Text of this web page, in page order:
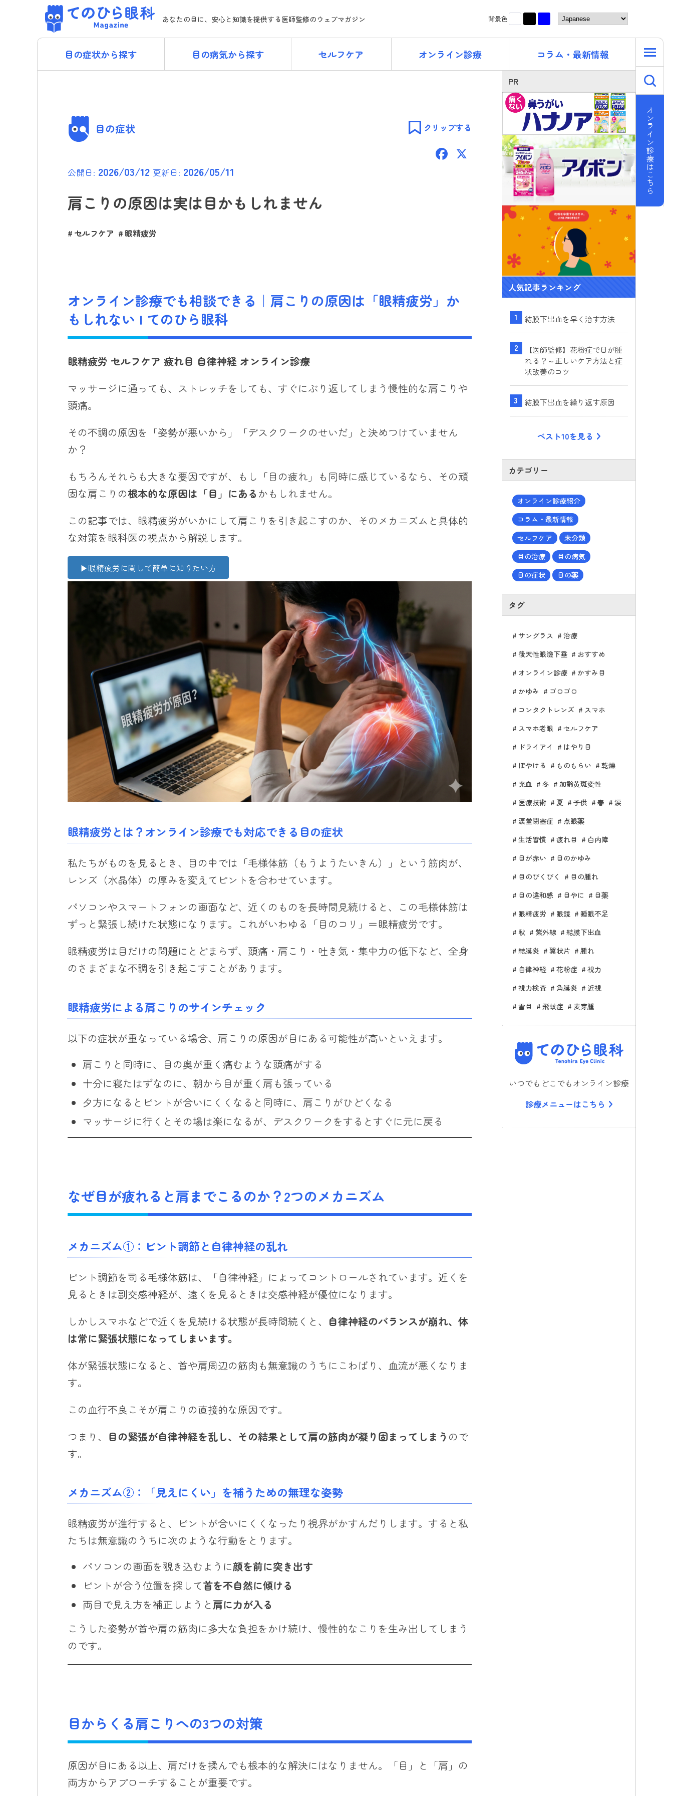
Skip
content あなたの目に、安心と知識を提供する医師監修のウェブマガジン 背景色 白 黒
目の症状から探す 目の病気から探す セルフケア オンライン診療 コラム・最新情報
オンライン診療はこちら
目の症状 クリップする
F
公開日: 2026/03/12 更新日: 2026/05/11
肩こりの原因は実は目かもしれません
セルフケア 眼精疲労
オンライン診療でも相談できる｜肩こりの原因は「眼精疲労」か
もしれない | てのひら眼科
眼精疲労 セルフケア 疲れ目 自律神経 オンライン診療
マッサージに通っても、ストレッチをしても、すぐにぶり返してしまう慢性的な肩こりや
頭痛。
その不調の原因を「姿勢が悪いから」「デスクワークのせいだ」と決めつけていません
か？
もちろんそれらも大きな要因ですが、もし「目の疲れ」も同時に感じているなら、その頑
固な肩こりの根本的な原因は「目」にある かもしれません。
この記事では、眼精疲労がいかにして肩こりを引き起こすのか、そのメカニズムと具体的
な対策を眼科医の視点から解説します。
▶︎眼精疲労に関して簡単に知りたい方
眼精疲労とは？オンライン診療でも対応できる目の症状
私たちがものを見るとき、目の中では「毛様体筋（もうようたいきん）」という筋肉が、
レンズ（水晶体）の厚みを変えてピントを合わせています。
パソコンやスマートフォンの画面など、近くのものを長時間見続けると、この毛様体筋は
ずっと緊張し続けた状態になります。これがいわゆる「目のコリ」＝眼精疲労です。
眼精疲労は目だけの問題にとどまらず、頭痛・肩こり・吐き気・集中力の低下など、全身
のさまざまな不調を引き起こすことがあります。
眼精疲労による肩こりのサインチェック
以下の症状が重なっている場合、肩こりの原因が目にある可能性が高いといえます。
肩こりと同時に、目の奥が重く痛むような頭痛がする
十分に寝たはずなのに、朝から目が重く肩も張っている
夕方になるとピントが合いにくくなると同時に、肩こりがひどくなる
マッサージに行くとその場は楽になるが、デスクワークをするとすぐに元に戻る
なぜ目が疲れると肩までこるのか？2つのメカニズム
メカニズム①：ピント調節と自律神経の乱れ
ピント調節を司る毛様体筋は、「自律神経」によってコントロールされています。近くを
見るときは副交感神経が、遠くを見るときは交感神経が優位になります。
しかしスマホなどで近くを見続ける状態が長時間続くと、 自律神経のバランスが崩れ、体
は常に緊張状態になってしまいます。
体が緊張状態になると、首や肩周辺の筋肉も無意識のうちにこわばり、血流が悪くなりま
す。
この血行不良こそが肩こりの直接的な原因です。
つまり、 目の緊張が自律神経を乱し、その結果として肩の筋肉が凝り固まってしまう ので
す。
メカニズム②：「見えにくい」を補うための無理な姿勢
眼精疲労が進行すると、ピントが合いにくくなったり視界がかすんだりします。すると私
たちは無意識のうちに次のような行動をとります。
パソコンの画面を覗き込むように顔を前に突き出す
ピントが合う位置を探して首を不自然に傾ける
両目で見え方を補正しようと肩に力が入る
こうした姿勢が首や肩の筋肉に多大な負担をかけ続け、慢性的なこりを生み出してしまう
のです。
目からくる肩こりへの3つの対策
原因が目にある以上、肩だけを揉んでも根本的な解決にはなりません。「目」と「肩」の
両方からアプローチすることが重要です。
PR
人気記事ランキング
結膜下出血を早く治す方法
【医師監修】花粉症で目が腫
れる？～正しいケア方法と症
状改善のコツ
結膜下出血を繰り返す原因
ベスト10を見る
カテゴリー
オンライン診療紹介
コラム・最新情報
セルフケア
未分類
目の治療
目の病気
目の症状
目の薬
タグ
サングラス
治療
後天性眼瞼下垂
おすすめ
オンライン診療
かすみ目
かゆみ
ゴロゴロ
コンタクトレンズ
スマホ
スマホ老眼
セルフケア
ドライアイ
はやり目
ぼやける
ものもらい
乾燥
充血
冬
加齢黄斑変性
医療技術
夏 子供 春
涙
涙堂閉塞症
点眼薬
生活習慣
疲れ目
白内障
目が赤い
目のかゆみ
目のぴくぴく
目の腫れ
目の違和感
目やに
目薬
眼精疲労
眼鏡
睡眠不足
秋
紫外線
結膜下出血
結膜炎
翼状片
腫れ
自律神経
花粉症
視力
視力検査
角膜炎
近視
雪目
飛蚊症 麦芽腫
てのひら
いつでもどこでもオンライン診療
診療メニューはこちら